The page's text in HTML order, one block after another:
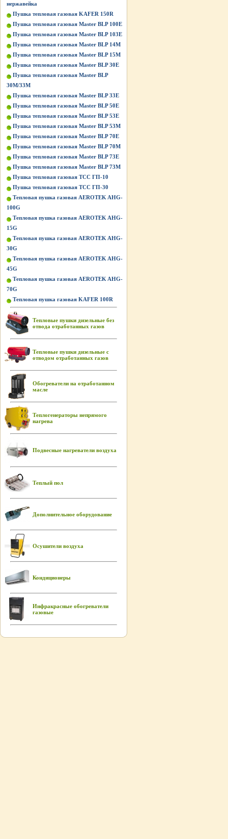
нержавейка
Пушка тепловая газовая KAFER 150R
Пушка тепловая газовая Master BLP 100E
Пушка тепловая газовая Master BLP 103E
Пушка тепловая газовая Master BLP 14M
Пушка тепловая газовая Master BLP 15M
Пушка тепловая газовая Master BLP 30E
Пушка тепловая газовая Master BLP
30M/33M
Пушка тепловая газовая Master BLP 33E
Пушка тепловая газовая Master BLP 50E
Пушка тепловая газовая Master BLP 53E
Пушка тепловая газовая Master BLP 53M
Пушка тепловая газовая Master BLP 70E
Пушка тепловая газовая Master BLP 70M
Пушка тепловая газовая Master BLP 73E
Пушка тепловая газовая Master BLP 73M
Пушка тепловая газовая ТСС ГП-10
Пушка тепловая газовая ТСС ГП-30
Тепловая пушка газовая AEROTEK AHG-
100G
Тепловая пушка газовая AEROTEK AHG-
15G
Тепловая пушка газовая AEROTEK AHG-
30G
Тепловая пушка газовая AEROTEK AHG-
45G
Тепловая пушка газовая AEROTEK AHG-
70G
Тепловая пушка газовая KAFER 100R
Тепловые пушки дизельные без
отвода отработанных газов
Тепловые пушки дизельные с
отводом отработанных газов
Обогреватели на отработанном
масле
Теплогенераторы непрямого
нагрева
Подвесные нагреватели воздуха
Теплый пол
Дополнительное оборудование
Осушители воздуха
Кондиционеры
Инфракрасные обогреватели
газовые